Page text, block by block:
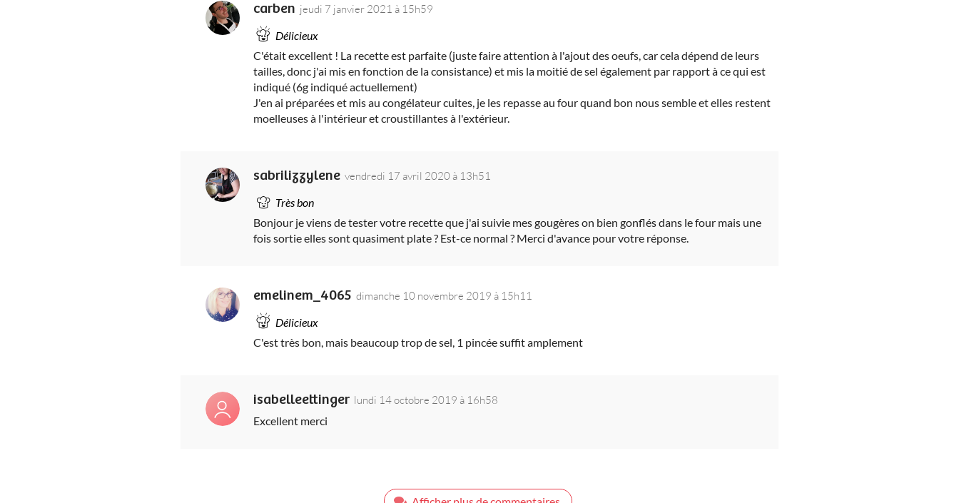
carben jeudi 7 janvier 2021 à 15h59
Délicieux
C'était excellent ! La recette est parfaite (juste faire attention à l'ajout des oeufs, car cela dépend de leurs
tailles, donc j'ai mis en fonction de la consistance) et mis la moitié de sel également par rapport à ce qui est
indiqué (6g indiqué actuellement)
J'en ai préparées et mis au congélateur cuites, je les repasse au four quand bon nous semble et elles restent
moelleuses à l'intérieur et croustillantes à l'extérieur.
sabrilizzylene vendredi 17 avril 2020 à 13h51
Très bon
Bonjour je viens de tester votre recette que j'ai suivie mes gougères on bien gonflés dans le four mais une
fois sortie elles sont quasiment plate ? Est-ce normal ? Merci d'avance pour votre réponse.
emelinem_4065 dimanche 10 novembre 2019 à 15h11
Délicieux
C'est très bon, mais beaucoup trop de sel, 1 pincée suffit amplement
isabelleettinger lundi 14 octobre 2019 à 16h58
Excellent merci